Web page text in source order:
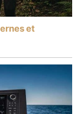
et